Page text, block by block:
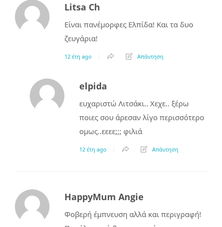
Litsa Ch
Είναι πανέμορφες Ελπίδα! Και τα δυο
ζευγάρια!
12 έτη ago Απάντηση
elpida
ευχαριστώ Λιτσάκι.. Χεχε.. ξέρω
ποιες σου άρεσαν λίγο περισσότερο
ομως..εεεε;;; φιλιά
12 έτη ago Απάντηση
HappyMum Angie
Φοβερή έμπνευση αλλά και περιγραφή!